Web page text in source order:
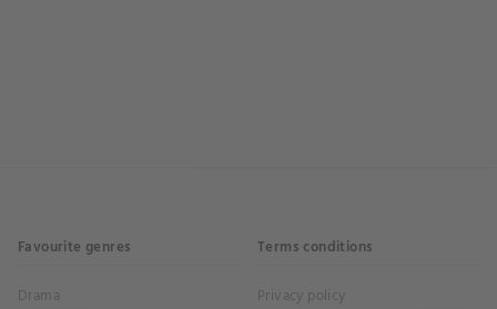
Favourite genres
Drama
Terms conditions
Privacy policy